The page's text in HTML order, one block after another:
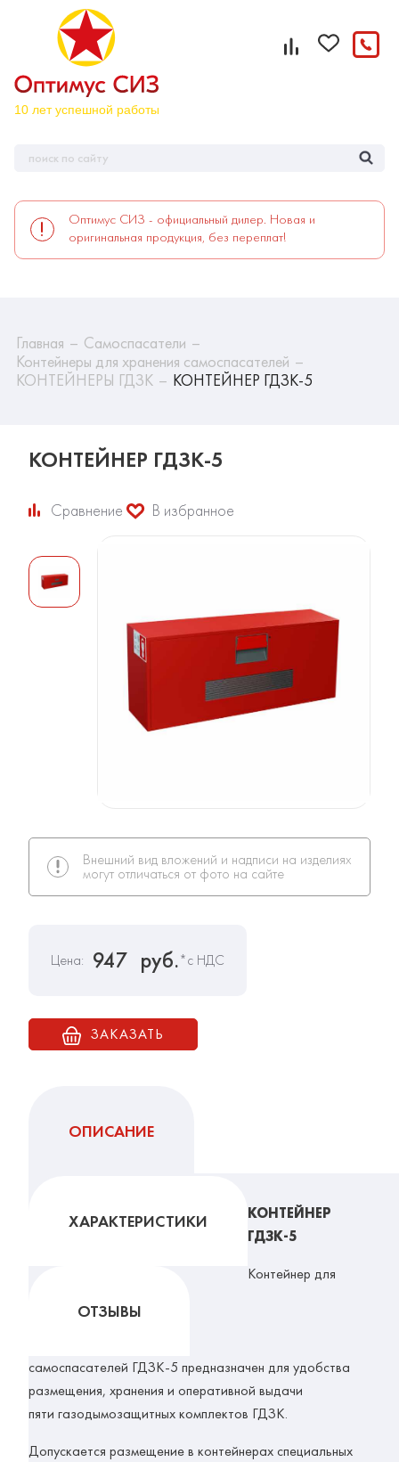
Оптимус СИЗ - официальный дилер. Новая и
оригинальная продукция, без переплат!
Главная
Самоспасатели
Контейнеры для хранения самоспасателей
КОНТЕЙНЕРЫ ГДЗК
КОНТЕЙНЕР ГДЗК-5
КОНТЕЙНЕР ГДЗК-5
Сравнение В избранное
Внешний вид вложений и надписи на изделиях
могут отличаться от фото на сайте
Цена: 947 руб.*с НДС
ЗАКАЗАТЬ
ОПИСАНИЕ
ХАРАКТЕРИСТИКИ
ОТЗЫВЫ
КОНТЕЙНЕР
ГДЗК-5
Контейнер для
самоспасателей ГДЗК-5 предназначен для удобства
размещения, хранения и оперативной выдачи
пяти газодымозащитных комплектов ГДЗК.
Допускается размещение в контейнерах специальных